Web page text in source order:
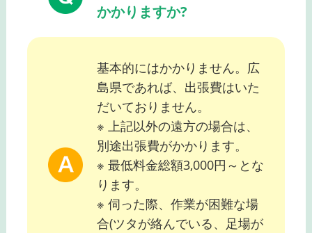
かかりますか?
基本的にはかかりません。広
島県であれば、出張費はいた
だいておりません。
※ 上記以外の遠方の場合は、
別途出張費がかかります。
※ 最低料金総額3,000円～とな
ります。
※ 伺った際、作業が困難な場
合(ツタが絡んでいる、足場が